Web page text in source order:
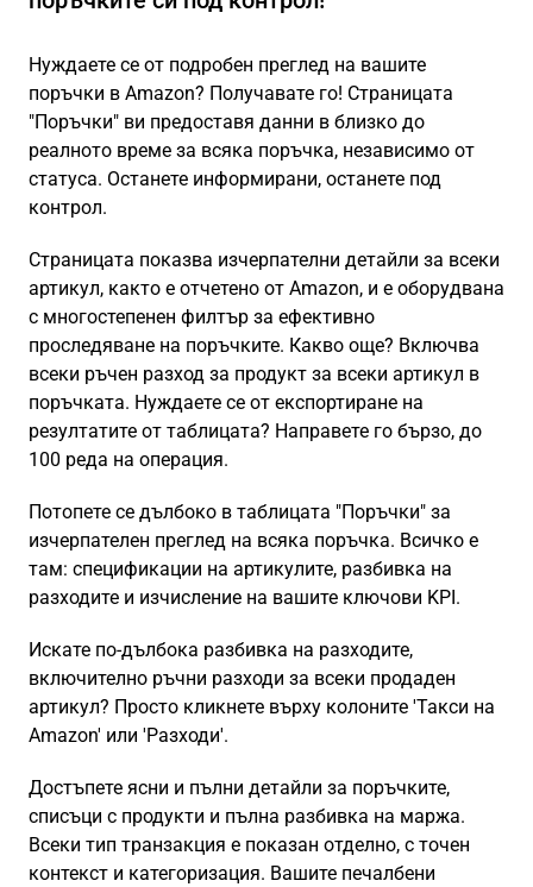
Нуждаете се от подробен преглед на вашите
поръчки в Amazon? Получавате го! Страницата
"Поръчки" ви предоставя данни в близко до
реалното време за всяка поръчка, независимо от
статуса. Останете информирани, останете под
контрол.
Страницата показва изчерпателни детайли за всеки
артикул, както е отчетено от Amazon, и е оборудвана
с многостепенен филтър за ефективно
проследяване на поръчките. Какво още? Включва
всеки ръчен разход за продукт за всеки артикул в
поръчката. Нуждаете се от експортиране на
резултатите от таблицата? Направете го бързо, до
100 реда на операция.
Потопете се дълбоко в таблицата "Поръчки" за
изчерпателен преглед на всяка поръчка. Всичко е
там: спецификации на артикулите, разбивка на
разходите и изчисление на вашите ключови KPI.
Искате по-дълбока разбивка на разходите,
включително ръчни разходи за всеки продаден
артикул? Просто кликнете върху колоните 'Такси на
Amazon' или 'Разходи'.
Достъпете ясни и пълни детайли за поръчките,
списъци с продукти и пълна разбивка на маржа.
Всеки тип транзакция е показан отделно, с точен
контекст и категоризация. Вашите печалбени